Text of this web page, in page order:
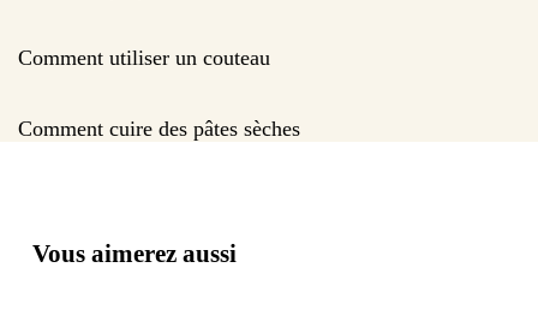
Comment utiliser un couteau
Comment cuire des pâtes sèches
Vous aimerez aussi